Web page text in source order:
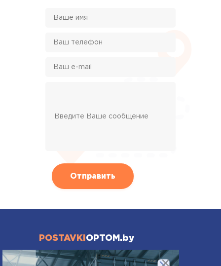
POSTAVKI OPTOM.by
Поставки товаров из